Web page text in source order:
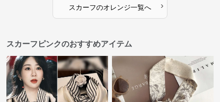
スカーフのオレンジ一覧へ ›
スカーフピンクのおすすめアイテム